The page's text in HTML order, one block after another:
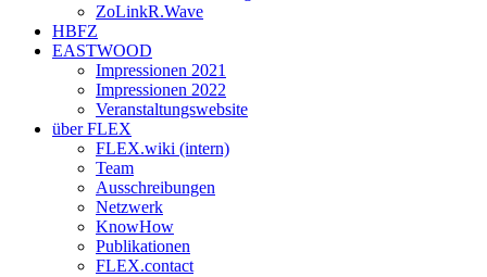
ZoLinkR.Wave
HBFZ
EASTWOOD
Impressionen 2021
Impressionen 2022
Veranstaltungswebsite
über FLEX
FLEX.wiki (intern)
Team
Ausschreibungen
Netzwerk
KnowHow
Publikationen
FLEX.contact